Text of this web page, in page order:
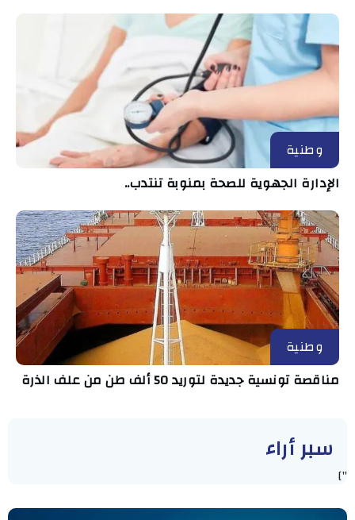
وطنية
الإدارة الجهوية للصحة بمنوبة تنتدب..
وطنية
مناقصة تونسية جديدة لتوريد 50 ألف طن من علف الذرة
سبر أراء
"]